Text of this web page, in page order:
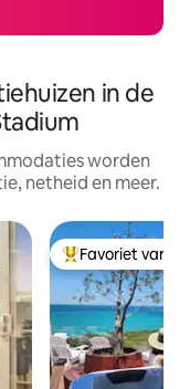
in de
worden
netheid en meer.
Topfavoriet van
Favoriet van